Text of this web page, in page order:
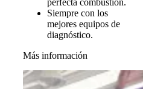
Siempre con los
mejores equipos de
diagnóstico.
Más información